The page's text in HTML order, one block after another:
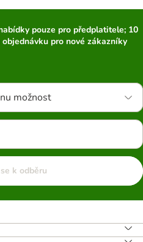
pouze pro předplatitele; 10
pro nové zákazníky
možnost
k odběru